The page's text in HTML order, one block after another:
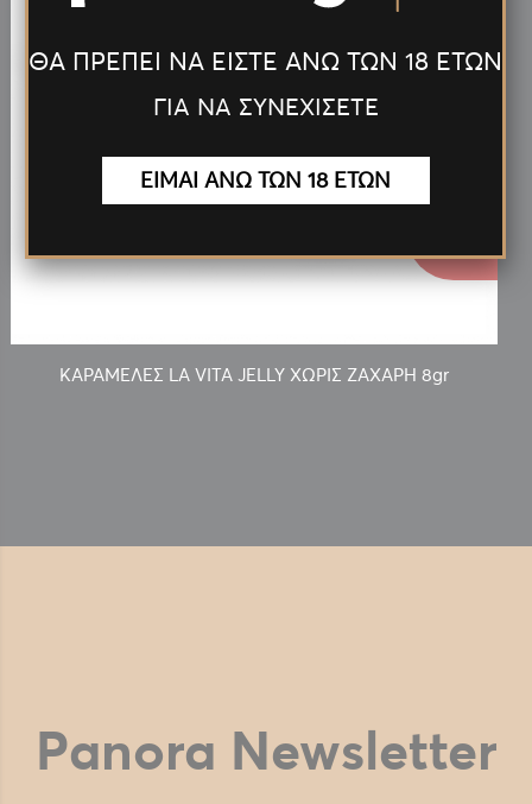
ΚΑΡΑΜΕΛΕΣ LA VITA JELLY ΧΩΡΙΣ ΖΑΧΑΡΗ 8gr
Panora Newsletter
ΘΑ ΠΡΕΠΕΙ ΝΑ ΕΙΣΤΕ ΑΝΩ ΤΩΝ 18 ΕΤΩΝ
ΓΙΑ ΝΑ ΣΥΝΕΧΙΣΕΤΕ
ΕΙΜΑΙ ΑΝΩ ΤΩΝ 18 ΕΤΩΝ